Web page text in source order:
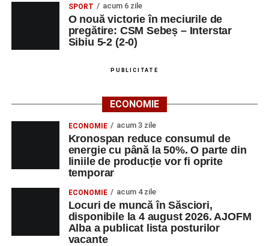
„Cicloaventurier de Sebeș”
al competiției MTB pentru copii.
LUNI, 24 AUGUST 2026
Ora 18.00– Activități recreative pentru copii, susținute de
trupele de teatru„Gepetto”și„Pied Piper”
Seară cu tradiții săsești, cu participarea:
Fanfarei din Petrești;
Trupei de Dansuri Săsești;
Alexandrei Pamfilie;
Alfred Dahinten.
SPORT acum 6 zile
O nouă victorie în meciurile de
pregătire: CSM Sebeș – Interstar
Sibiu 5-2 (2-0)
PUBLICITATE
ECONOMIE
ECONOMIE acum 3 zile
Kronospan reduce consumul de
energie cu până la 50%. O parte din
liniile de producție vor fi oprite
temporar
ECONOMIE acum 4 zile
Locuri de muncă în Săsciori,
disponibile la 4 august 2026. AJOFM
Alba a publicat lista posturilor
vacante